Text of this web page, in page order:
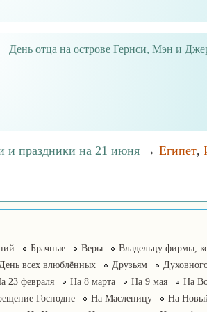
День отца на острове Гернси, Мэн и
и праздники на 21 июня → Египет,
Брачные Веры
Владельцу фирмы,
всех влюблённых Друзьям
23 февраля На 8 марта На 9 мая
На
Господне На Масленицу На